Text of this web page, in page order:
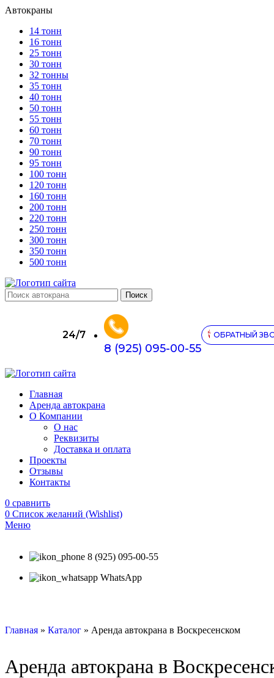
Автокраны
14 тонн
16 тонн
25 тонн
30 тонн
32 тонны
35 тонн
40 тонн
50 тонн
55 тонн
60 тонн
70 тонн
90 тонн
95 тонн
100 тонн
120 тонн
160 тонн
200 тонн
220 тонн
250 тонн
300 тонн
350 тонн
500 тонн
Поиск
24/7
8 (925) 095-00-55
ОБРАТНЫЙ
Главная
Аренда автокрана
О Компании
О нас
Реквизиты
Доставка и оплата
Проекты
Отзывы
Контакты
0 сравнить
0 Список желаний (Wishlist)
Меню
8 (925) 095-00-55
WhatsApp
Главная » Каталог » Аренда автокрана в Воскресенском
Аренда автокрана в